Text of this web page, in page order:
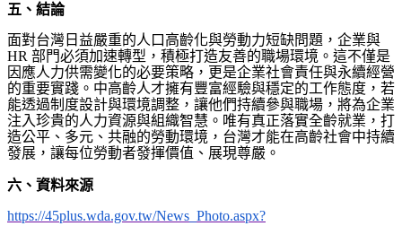
五、結論
面對台灣日益嚴重的人口高齡化與勞動力短缺問題，企業與
HR 部門必須加速轉型，積極打造友善的職場環境。這不僅是
因應人力供需變化的必要策略，更是企業社會責任與永續經營
的重要實踐。中高齡人才擁有豐富經驗與穩定的工作態度，若
能透過制度設計與環境調整，讓他們持續參與職場，將為企業
注入珍貴的人力資源與組織智慧。唯有真正落實全齡就業，打
造公平、多元、共融的勞動環境，台灣才能在高齡社會中持續
發展，讓每位勞動者發揮價值、展現尊嚴。
六、資料來源
https://45plus.wda.gov.tw/News_Photo.aspx?